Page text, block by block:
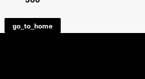
go_to_home